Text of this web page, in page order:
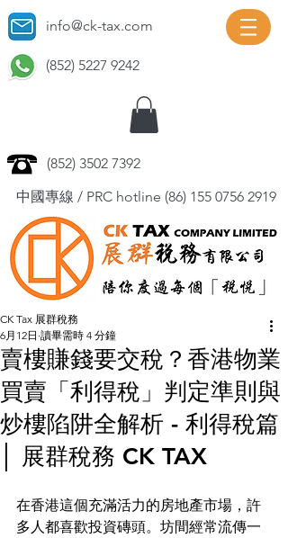
info@ck-tax.com
(852) 5227 9242
(852) 3502 7392
中國專線 / PRC hotline (86) 155 0756 2919
賣樓賺錢要交稅？香港物業
買賣「利得稅」判定準則與
炒樓陷阱全解析 - 利得稅篇
│ 展群稅務 CK TAX
CK Tax 展群稅務
6月12日 讀畢需時 4 分鐘
在香港這個充滿活力的房地產市場，許
多人都喜歡投資磚頭。坊間經常流傳一